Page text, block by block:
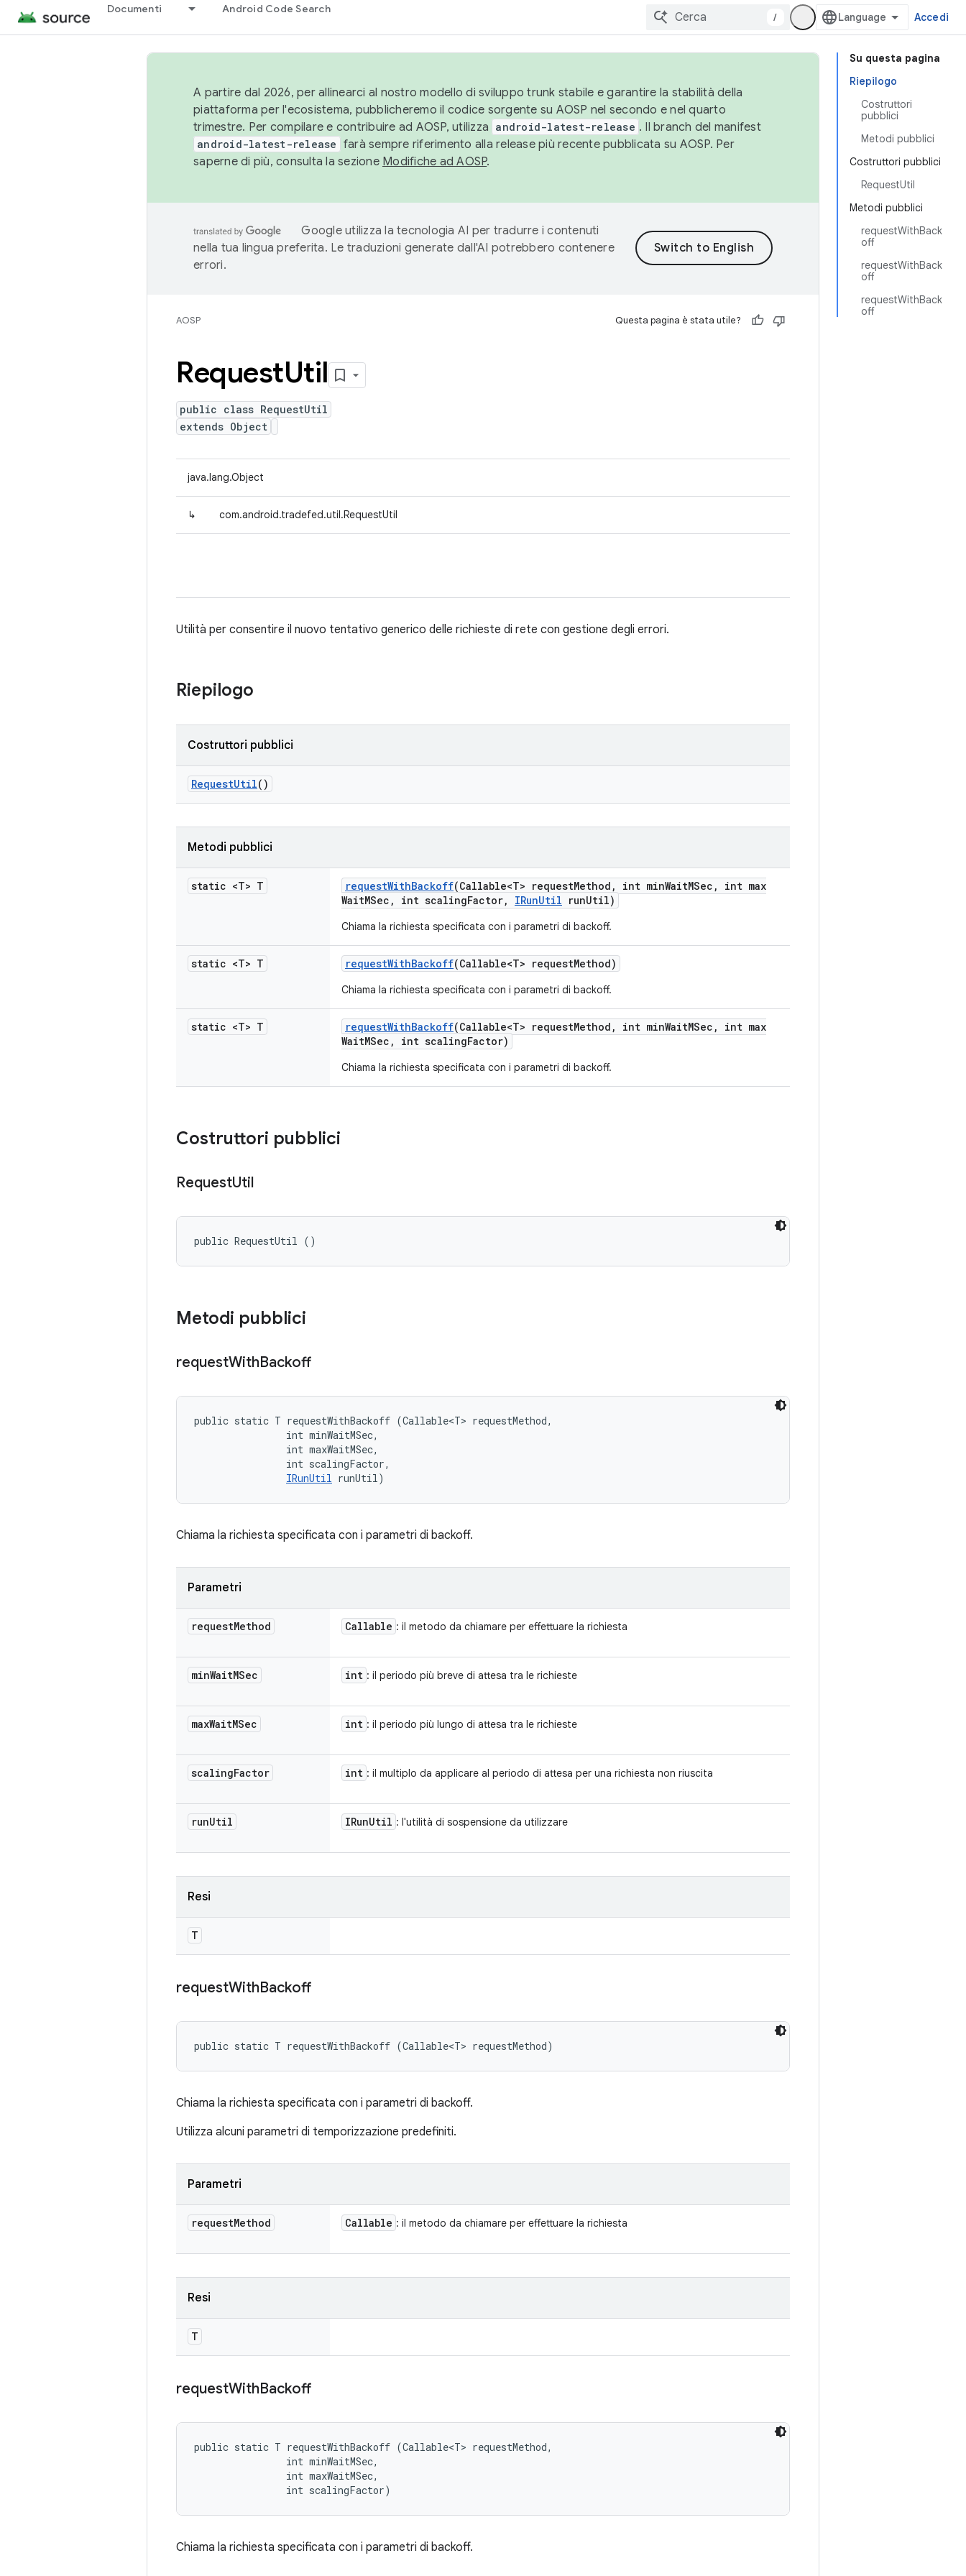
Documenti Android Code Search
/ Accedi
Su questa pagina
Riepilogo
Costruttori
pubblici
Metodi pubblici
Costruttori pubblici
RequestUtil
Metodi pubblici
requestWithBack
off
requestWithBack
off
requestWithBack
off
A partire dal 2026, per allinearci al nostro modello di sviluppo trunk stabile e garantire la stabilità della
piattaforma per l'ecosistema, pubblicheremo il codice sorgente su AOSP nel secondo e nel quarto
trimestre. Per compilare e contribuire ad AOSP, utilizza android-latest-release . Il branch del manifest
android-latest-release farà sempre riferimento alla release più recente pubblicata su AOSP. Per
saperne di più, consulta la sezione Modifiche ad AOSP.
Google utilizza la tecnologia AI per tradurre i contenuti
nella tua lingua preferita. Le traduzioni generate dall'AI potrebbero contenere
errori.
AOSP Questa pagina è stata utile?
RequestUtil
public class RequestUtil
extends Object
java.lang.Object
↳ com.android.tradefed.util.RequestUtil
Utilità per consentire il nuovo tentativo generico delle richieste di rete con gestione degli errori.
Riepilogo
Costruttori pubblici
RequestUtil()
Metodi pubblici
static <T> T requestWithBackoff(Callable<T> requestMethod , int minWaitMSec ,
int max
WaitMSec , int scalingFactor, IRunUtil runUtil)
Chiama la richiesta specificata con i parametri di backoff.
static <T> T requestWithBackoff(Callable<T> requestMethod)
Chiama la richiesta specificata con i parametri di backoff.
static <T> T requestWithBackoff(Callable<T> requestMethod , int minWaitMSec ,
int max
WaitMSec , int scalingFactor)
Chiama la richiesta specificata con i parametri di backoff.
Costruttori pubblici
RequestUtil
public RequestUtil ()
Metodi pubblici
requestWithBackoff
public static T requestWithBackoff (Callable<T> requestMethod,
                int minWaitMSec,
                int maxWaitMSec,
                int scalingFactor,
IRunUtil runUtil)
Chiama la richiesta specificata con i parametri di backoff.
Parametri
requestMethod Callable : il metodo da chiamare per effettuare la richiesta
minWaitMSec int : il periodo più breve di attesa tra le richieste
maxWaitMSec int : il periodo più lungo di attesa tra le richieste
scalingFactor int : il multiplo da applicare al periodo di attesa per una richiesta non riuscita
runUtil IRunUtil : l'utilità di sospensione da utilizzare
Resi
T
requestWithBackoff
public static T requestWithBackoff (Callable<T> requestMethod)
Chiama la richiesta specificata con i parametri di backoff.
Utilizza alcuni parametri di temporizzazione predefiniti.
Parametri
requestMethod Callable : il metodo da chiamare per effettuare la richiesta
Resi
T
requestWithBackoff
public static T requestWithBackoff (Callable<T> requestMethod,
                int minWaitMSec,
                int maxWaitMSec,
                int scalingFactor)
Chiama la richiesta specificata con i parametri di backoff.